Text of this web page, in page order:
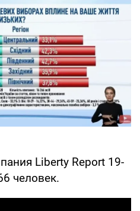
Liberty Report 19-
человек.